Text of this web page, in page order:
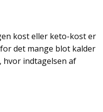
kost eller keto-kost er
det mange blot kalder
hvor indtagelsen af